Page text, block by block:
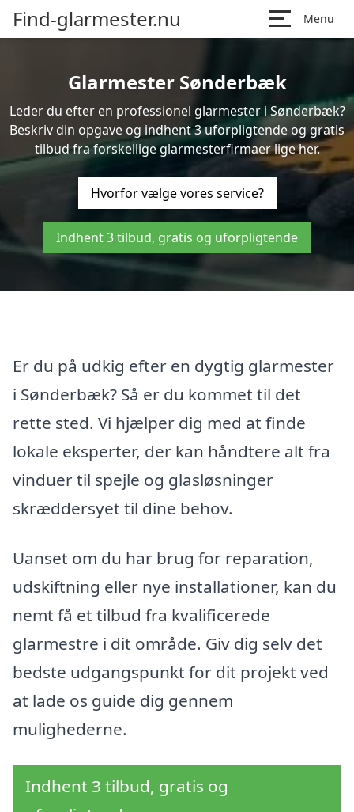
Find-glarmester.nu Menu
Glarmester Sønderbæk
Leder du efter en professionel glarmester i Sønderbæk?
Beskriv din opgave og indhent 3 uforpligtende og gratis
tilbud fra forskellige glarmesterfirmaer lige her.
Hvorfor vælge vores service?
Indhent 3 tilbud, gratis og uforpligtende
Er du på udkig efter en dygtig glarmester
i Sønderbæk? Så er du kommet til det
rette sted. Vi hjælper dig med at finde
lokale eksperter, der kan håndtere alt fra
vinduer til spejle og glasløsninger
skræddersyet til dine behov.
Uanset om du har brug for reparation,
udskiftning eller nye installationer, kan du
nemt få et tilbud fra kvalificerede
glarmestre i dit område. Giv dig selv det
bedste udgangspunkt for dit projekt ved
at lade os guide dig gennem
mulighederne.
Indhent 3 tilbud, gratis og